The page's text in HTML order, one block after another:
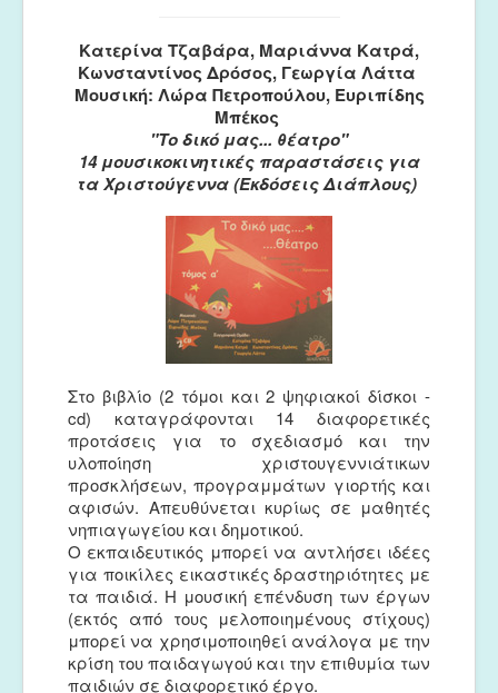
Κατερίνα Τζαβάρα, Μαριάννα Κατρά,
Κωνσταντίνος Δρόσος, Γεωργία Λάττα
Μουσική: Λώρα Πετροπούλου, Ευριπίδης
Μπέκος
"Το δικό μας... θέατρο"
14 μουσικοκινητικές παραστάσεις για
τα Χριστούγεννα (Εκδόσεις Διάπλους)
Στο βιβλίο (2 τόμοι και 2 ψηφιακοί δίσκοι -
cd) καταγράφονται 14 διαφορετικές
προτάσεις για το σχεδιασμό και την
υλοποίηση χριστουγεννιάτικων
προσκλήσεων, προγραμμάτων γιορτής και
αφισών. Απευθύνεται κυρίως σε μαθητές
νηπιαγωγείου και δημοτικού.
Ο εκπαιδευτικός μπορεί να αντλήσει ιδέες
για ποικίλες εικαστικές δραστηριότητες με
τα παιδιά. H μουσική επένδυση των έργων
(εκτός από τους μελοποιημένους στίχους)
μπορεί να χρησιμοποιηθεί ανάλογα με την
κρίση του παιδαγωγού και την επιθυμία των
παιδιών σε διαφορετικό έργο.